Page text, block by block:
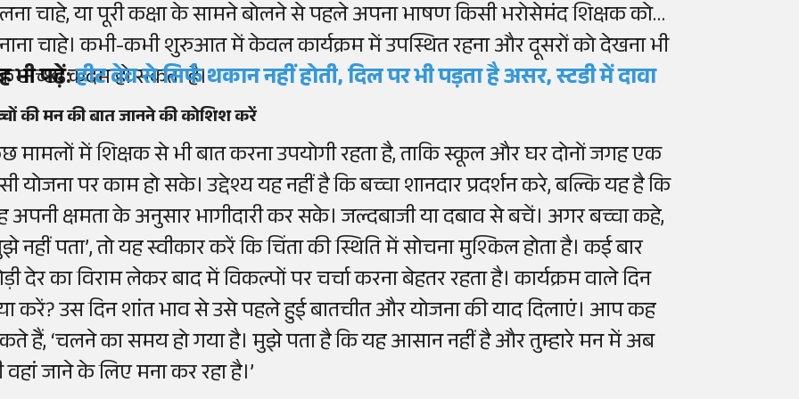
चाहे, या पूरी कक्षा के सामने बोलने से पहले अपना भाषण किसी भरोसेमंद शिक्षक को
चाहे। कभी-कभी शुरुआत में केवल कार्यक्रम में उपस्थित रहना और दूसरों को देखना भी
अच्छा कदम हो सकता है।
भी पढ़ें:हीट वेव से सिर्फ थकान नहीं होती, दिल पर भी पड़ता है असर, स्टडी में दावा
की मन की बात जानने की कोशिश करें
मामलों में शिक्षक से भी बात करना उपयोगी रहता है, ताकि स्कूल और घर दोनों जगह एक
योजना पर काम हो सके। उद्देश्य यह नहीं है कि बच्चा शानदार प्रदर्शन करे, बल्कि यह है कि
अपनी क्षमता के अनुसार भागीदारी कर सके। जल्दबाजी या दबाव से बचें। अगर बच्चा कहे,
नहीं पता’, तो यह स्वीकार करें कि चिंता की स्थिति में सोचना मुश्किल होता है। कई बार
देर का विराम लेकर बाद में विकल्पों पर चर्चा करना बेहतर रहता है। कार्यक्रम वाले दिन
करें? उस दिन शांत भाव से उसे पहले हुई बातचीत और योजना की याद दिलाएं। आप कह
हैं, ‘चलने का समय हो गया है। मुझे पता है कि यह आसान नहीं है और तुम्हारे मन में अब
वहां जाने के लिए मना कर रहा है।’